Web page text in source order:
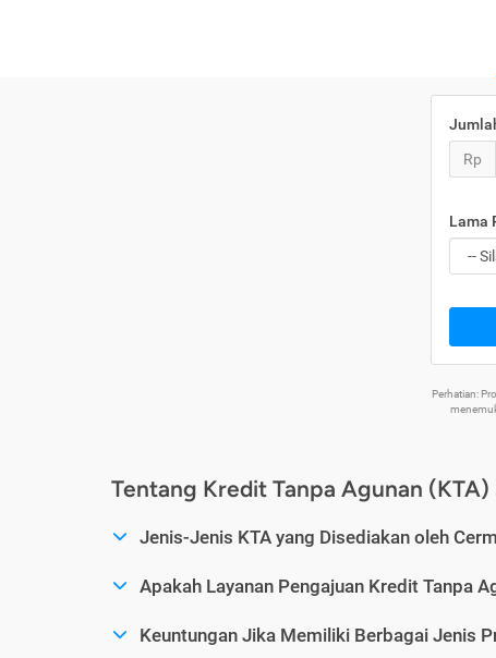
Rp
Lama
Perhatian:
Tentang Kredit Tanpa Agunan (KTA)
Jenis-Jenis KTA yang Disediakan oleh
Apakah Layanan Pengajuan Kredit Tanpa
Keuntungan Jika Memiliki Berbagai Jenis